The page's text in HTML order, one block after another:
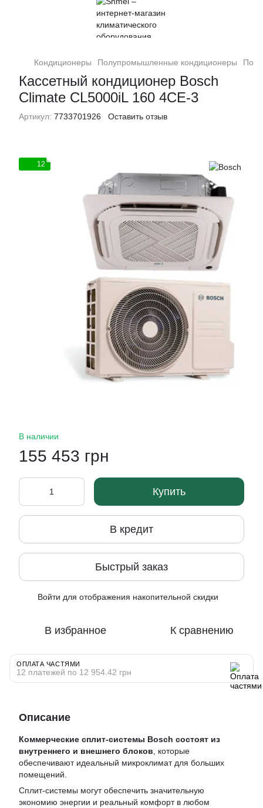
Кондиционеры Полупромышленные кондиционеры
Кассетный кондиционер Bosch
Climate CL5000iL 160 4CE-3
Артикул: 7733701926 Оставить отзыв
12
В наличии
155 453 грн
Купить
В кредит
Быстрый заказ
Войти для отображения накопительной скидки
В избранное К сравнению
ОПЛАТА ЧАСТЯМИ
12 платежей по 12 954.42 грн
Описание
Коммерческие сплит-системы Bosch состоят из
внутреннего и внешнего блоков , которые
обеспечивают идеальный микроклимат для больших
помещений.
Сплит-системы могут обеспечить значительную
экономию энергии и реальный комфорт в любом